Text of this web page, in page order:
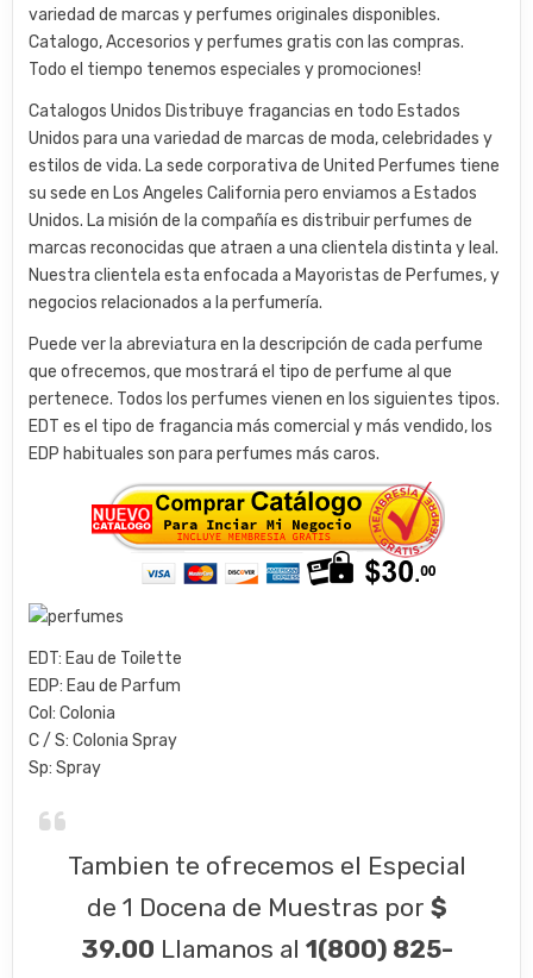
variedad de marcas y perfumes originales disponibles.
Catalogo, Accesorios y perfumes gratis con las compras.
Todo el tiempo tenemos especiales y promociones!
Catalogos Unidos Distribuye fragancias en todo Estados
Unidos para una variedad de marcas de moda, celebridades y
estilos de vida. La sede corporativa de United Perfumes tiene
su sede en Los Angeles California pero enviamos a Estados
Unidos. La misión de la compañía es distribuir perfumes de
marcas reconocidas que atraen a una clientela distinta y leal.
Nuestra clientela esta enfocada a Mayoristas de Perfumes, y
negocios relacionados a la perfumería.
Puede ver la abreviatura en la descripción de cada perfume
que ofrecemos, que mostrará el tipo de perfume al que
pertenece. Todos los perfumes vienen en los siguientes tipos.
EDT es el tipo de fragancia más comercial y más vendido, los
EDP habituales son para perfumes más caros.
EDT: Eau de Toilette
EDP: Eau de Parfum
Col: Colonia
C / S: Colonia Spray
Sp: Spray
Tambien te ofrecemos el Especial
de 1 Docena de Muestras por $
39.00 Llamanos al 1(800) 825-